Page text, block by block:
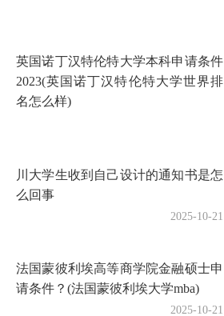
英国诺丁汉特伦特大学本科申请条件
2023(英国诺丁汉特伦特大学世界排
名怎么样)
川大学生收到自己设计的通知书是怎
么回事
2025-10-21
法国蒙彼利埃高等商学院金融硕士申
请条件？(法国蒙彼利埃大学mba)
2025-10-21